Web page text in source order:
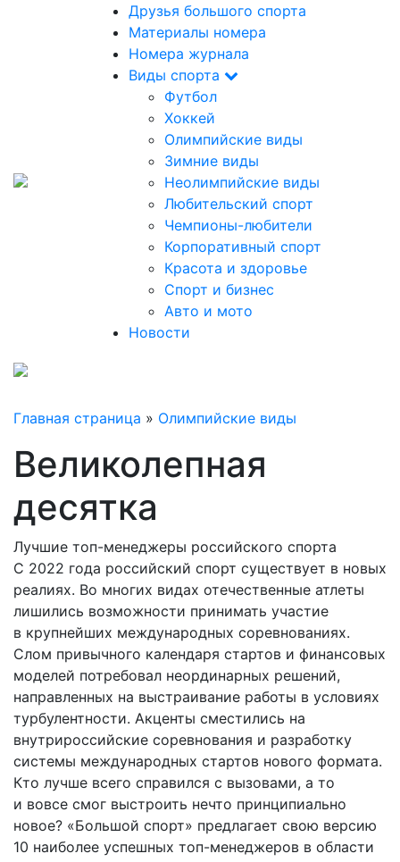
Друзья большого спорта
Материалы номера
Номера журнала
Виды спорта
Футбол
Хоккей
Олимпийские виды
Зимние виды
Неолимпийские виды
Любительский спорт
Чемпионы-любители
Корпоративный спорт
Красота и здоровье
Спорт и бизнес
Авто и мото
Новости
Главная страница » Олимпийские виды
Великолепная
десятка
Лучшие топ-менеджеры российского спорта
С 2022 года российский спорт существует в новых
реалиях. Во многих видах отечественные атлеты
лишились возможности принимать участие
в крупнейших международных соревнованиях.
Слом привычного календаря стартов и финансовых
моделей потребовал неординарных решений,
направленных на выстраивание работы в условиях
турбулентности. Акценты сместились на
внутрироссийские соревнования и разработку
системы международных стартов нового формата.
Кто лучше всего справился с вызовами, а то
и вовсе смог выстроить нечто принципиально
новое? «Большой спорт» предлагает свою версию
10 наиболее успешных топ-менеджеров в области